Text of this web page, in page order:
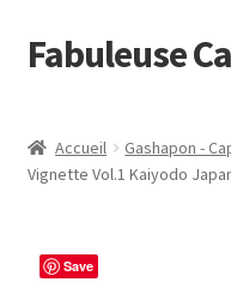
Aller
à
navigation
Aller
au
Fabuleuse
En boutique
Accueil Gashapon -
Vignette Vol.1 Kaiyodo
Save